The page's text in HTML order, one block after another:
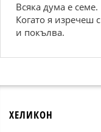
Всяка дума е семе.
Когато я изречеш
и покълва.
ХЕЛИКОН